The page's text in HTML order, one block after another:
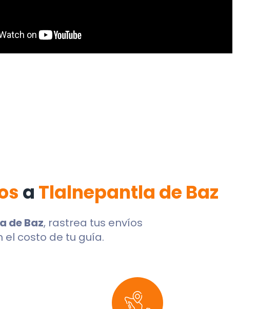
a Tlalnepantla de Baz
de Baz, rastrea tus envíos
el costo de tu guía.